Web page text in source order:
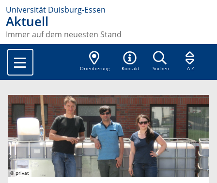
Universität Duisburg-Essen
Aktuell
Immer auf dem neuesten Stand
Orientierung Kontakt Suchen A-Z
© privat